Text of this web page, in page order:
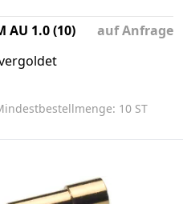
AU 1.0 (10)
auf Anfrage
10 ST